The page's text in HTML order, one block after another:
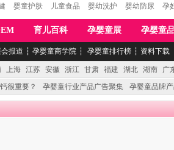
婴童护肤 儿童食品 婴幼洗护 婴幼防尿 孕
育儿百科 孕婴童展 孕婴童
会报道 ┆ 孕婴童商学院 ┆ 孕婴童排行榜 ┆ 资料下载
上海 江苏 安徽 浙江 甘肃 福建 湖北 湖南 广
很重要？ 孕婴童行业产品广告聚集 孕婴童品牌